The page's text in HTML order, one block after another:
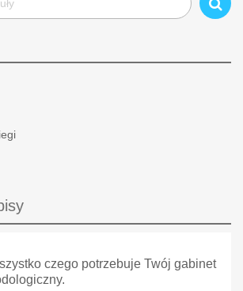
czego potrzebuje Twój gabinet